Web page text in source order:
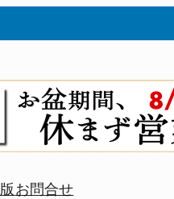
お問合せ